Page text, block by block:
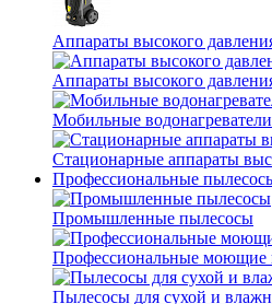
Аппараты высокого
Аппараты высокого
Мобильные водонагреватели
Стационарные аппараты
Профессиональные
Промышленные пылесосы
Профессиональные моющие
Пылесосы для сухой и